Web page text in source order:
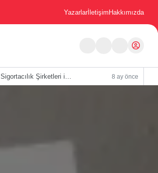
Yazarlarİletişim Hakkımızda
Sigortacılık Şirketleri için Dijital Pazarlama Stratejileri 8 ay önce